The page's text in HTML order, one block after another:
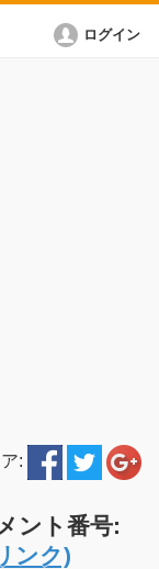
ログイン
:
ント番号:
ンク)